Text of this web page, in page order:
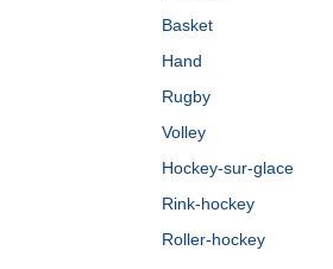
Basket
Hand
Rugby
Volley
Hockey-sur-glace
Rink-hockey
Roller-hockey